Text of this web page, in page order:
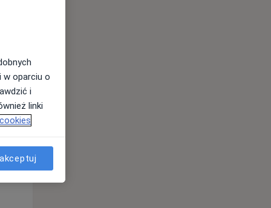
Wt,
11 Sie
w oparciu o
i
linki